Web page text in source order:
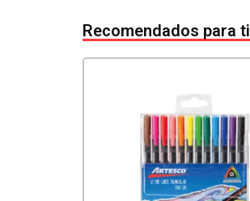
Recomendados para ti